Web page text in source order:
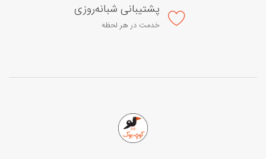
پشتیبانی شبانه‌روزی
خدمت در هر لحظه